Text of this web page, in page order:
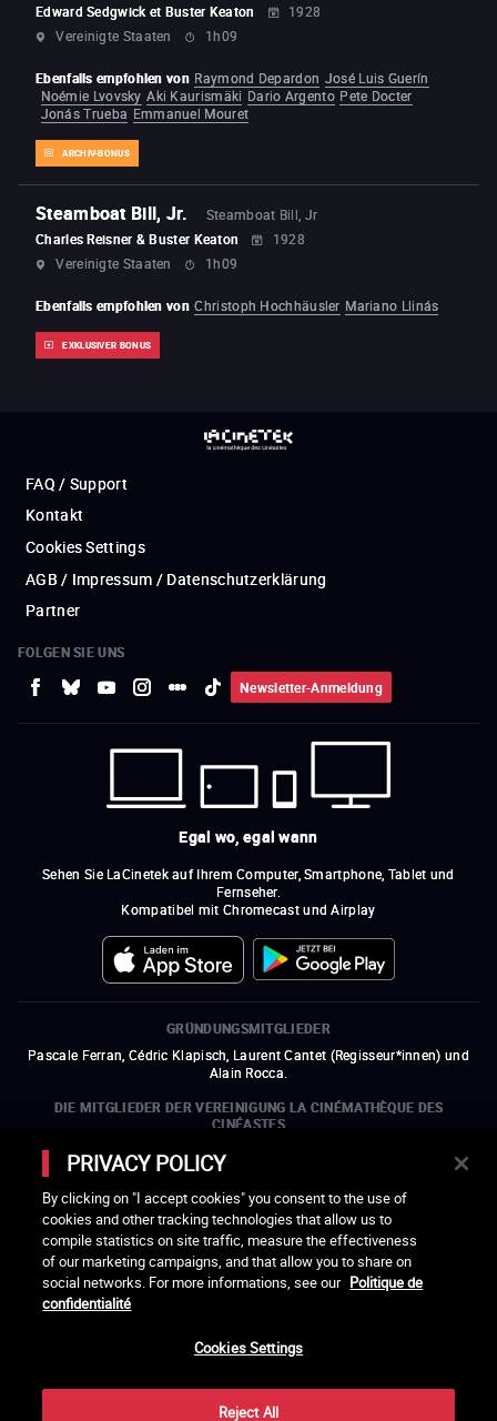
Edward Sedgwick et Buster Keaton
1928
Vereinigte Staaten
1h09
ARCHIV-BONUS
Ebenfalls empfohlen von Raymond Depardon José Luis Guerín
Noémie Lvovsky Aki Kaurismäki Dario Argento Pete Docter
Jonás Trueba Emmanuel Mouret
Steamboat Bill, Jr.
Steamboat Bill, Jr
Charles Reisner & Buster Keaton
1928
Vereinigte Staaten
1h09
EXKLUSIVER BONUS
Ebenfalls empfohlen von Christoph Hochhäusler Mariano Llinás
FAQ / Support
Kontakt
Cookies Settings
AGB / Impressum / Datenschutzerklärung
Partner
FOLGEN SIE UNS
Newsletter-Anmeldung
Egal wo, egal wann
Sehen Sie LaCinetek auf Ihrem Computer, Smartphone, Tablet und
Fernseher.
Kompatibel mit Chromecast und Airplay
GRÜNDUNGSMITGLIEDER
Pascale Ferran, Cédric Klapisch, Laurent Cantet (Regisseur*innen) und
Alain Rocca.
DIE MITGLIEDER DER VEREINIGUNG LA CINÉMATHÈQUE DES
CINÉASTES
Olivier Assayas, Bertrand Bonello, Michel Hazanavicius (Repräsentant der
ARP), Rebecca Zlotowski und Mikael Buch (Repräsentant der SRF)
DIE MITGLIEDSORGANISATIONEN DER VEREINIGUNG LA
CINÉMATHÈQUE DES CINÉASTES
PRIVACY POLICY
By clicking on "I accept cookies" you consent to the use of
cookies and other tracking technologies that allow us to
compile statistics on site traffic, measure the effectiveness
of our marketing campaigns, and that allow you to share on
social networks. For more informations, see our Politique de
confidentialité
Cookies Settings
Reject All